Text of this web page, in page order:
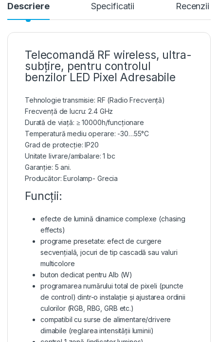
Descriere Specificatii Recenzii
Telecomandă RF wireless, ultra-
subțire, pentru controlul
benzilor LED Pixel Adresabile
Tehnologie transmisie: RF (Radio Frecvență)
Frecvență de lucru: 2.4 GHz
Durată de viață: ≥ 10000h/funcționare
Temperatură mediu operare: -30…55°C
Grad de protecție: IP20
Unitate livrare/ambalare: 1 bc
Garanție: 5 ani.
Producător: Eurolamp- Grecia
Funcții:
efecte de lumină dinamice complexe (chasing
effects)
programe presetate: efect de curgere
secvențială, jocuri de tip cascadă sau valuri
multicolore
buton dedicat pentru Alb (W)
programarea numărului total de pixeli (puncte
de control) dintr-o instalație și ajustarea ordinii
culorilor (RGB, RBG, GRB etc.)
compatibil cu surse de alimentare/drivere
dimabile (reglarea intensității luminii)